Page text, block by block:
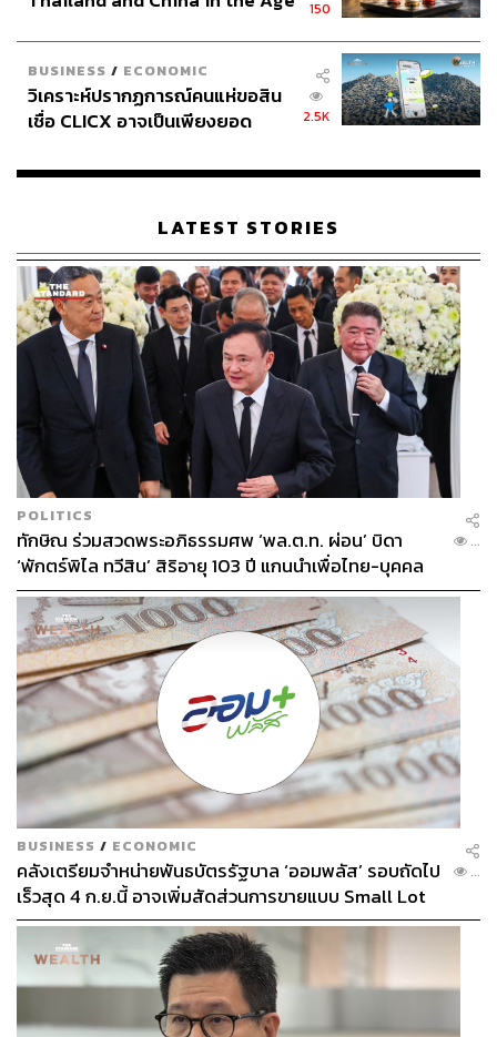
150
BUSINESS / ECONOMIC
วิเคราะห์ปรากฏการณ์คนแห่ขอสิน
เชื่อ CLICX อาจเป็นเพียงยอด
เรือนไทยที่ถูกซุกไว้
2.5K
LATEST STORIES
POLITICS
ทักษิณ ร่วมสวดพระอภิธรรมศพ ‘พล.ต.ท. ผ่อน’ บิดา
‘พักตร์พิไล ทวีสิน’ สิริอายุ 103 ปี แกนนำเพื่อไทย-บุคคล
หลากวงการร่วมอาลัย
...
BUSINESS / ECONOMIC
คลังเตรียมจำหน่ายพันธบัตรรัฐบาล ‘ออมพลัส’ รอบถัดไป
เร็วสุด 4 ก.ย.นี้ อาจเพิ่มสัดส่วนการขายแบบ Small Lot
First มากขึ้น
...